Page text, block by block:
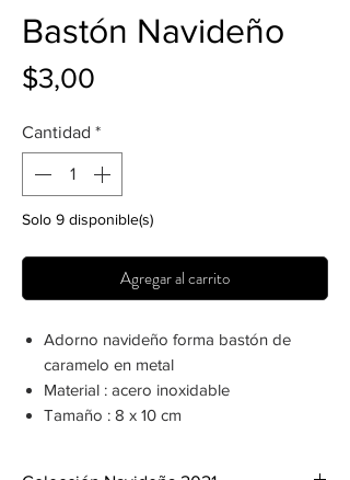
Bastón Navideño
$3,00
Cantidad *
Solo 9 disponible(s)
Agregar al carrito
Adorno navideño forma bastón de
caramelo en metal
Material : acero inoxidable
Tamaño : 8 x 10 cm